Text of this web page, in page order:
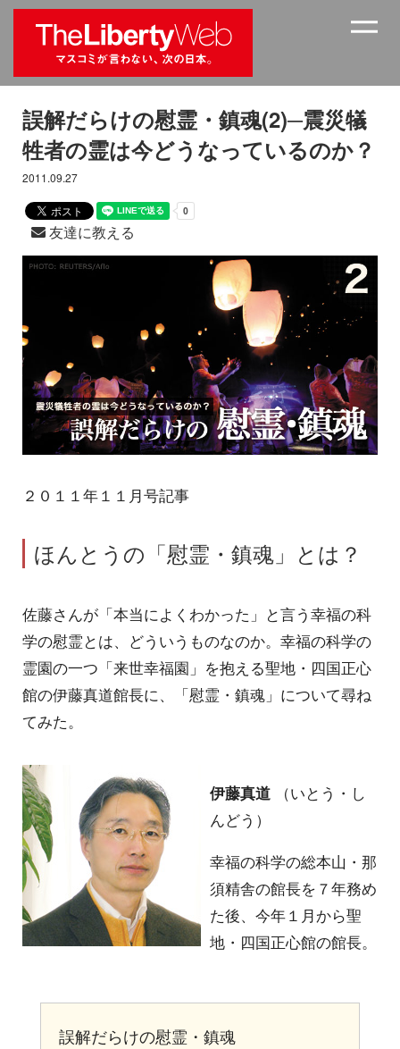
誤解だらけの慰霊・鎮魂(2)─震災犠
牲者の霊は今どうなっているのか？
2011.09.27
友達に教える
２０１１年１１月号記事
ほんとうの「慰霊・鎮魂」とは？
佐藤さんが「本当によくわかった」と言う幸福の科
学の慰霊とは、どういうものなのか。幸福の科学の
霊園の一つ「来世幸福園」を抱える聖地・四国正心
館の伊藤真道館長に、「慰霊・鎮魂」について尋ね
てみた。
伊藤真道 （いとう・し
んどう）
幸福の科学の総本山・那
須精舎の館長を７年務め
た後、今年１月から聖
地・四国正心館の館長。
誤解だらけの慰霊・鎮魂